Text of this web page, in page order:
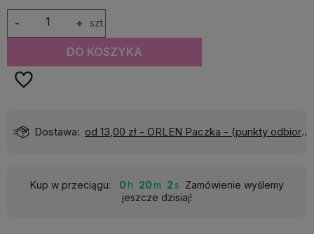
+
- szt.
DO KOSZYKA
Dostawa: od 13,00 zł - ORLEN Paczka - (punkty odbioru)
Kup w przeciągu: 0 20 2
Zamówienie wyślemy
jeszcze dzisiaj!